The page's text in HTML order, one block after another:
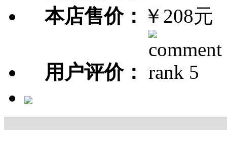
本店售价： ￥208元
用户评价：